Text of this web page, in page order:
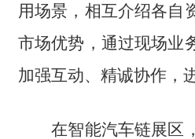
用场景，相互介绍各自
市场优势，通过现场业
加强互动、精诚协作，
在智能汽车链展区